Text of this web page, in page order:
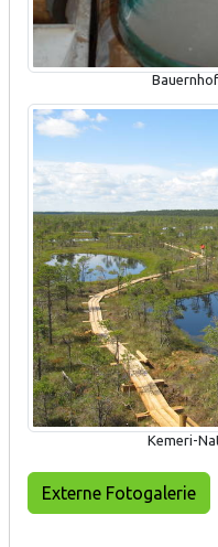
Kemeri-
Externe Fotogalerie